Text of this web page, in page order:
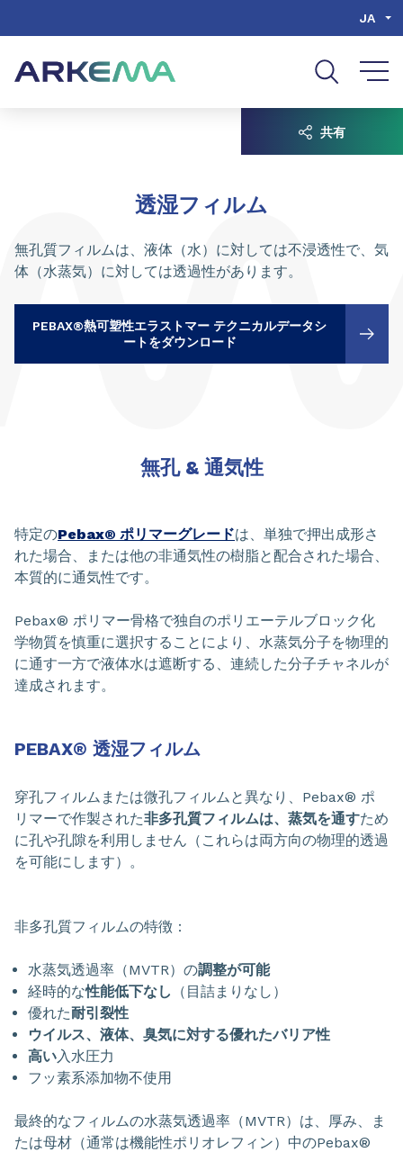
JA
透湿フィルム
無孔質フィルムは、液体（水）に対しては不浸透性で、気
体（水蒸気）に対しては透過性があります。
PEBAX®熱可塑性エラストマー テクニカルデータシ
ートをダウンロード
共有
無孔 & 通気性
特定のPebax® ポリマーグレードは、単独で押出成形さ
れた場合、または他の非通気性の樹脂と配合された場合、
本質的に通気性です。
Pebax® ポリマー骨格で独自のポリエーテルブロック化
学物質を慎重に選択することにより、水蒸気分子を物理的
に通す一方で液体水は遮断する、連続した分子チャネルが
達成されます。
PEBAX® 透湿フィルム
穿孔フィルムまたは微孔フィルムと異なり、Pebax® ポ
リマーで作製された非多孔質フィルムは、蒸気を通すため
に孔や孔隙を利用しません（これらは両方向の物理的透過
を可能にします）。
非多孔質フィルムの特徴：
水蒸気透過率（MVTR）の調整が可能
経時的な性能低下なし
（目詰まりなし）
優れた耐引裂性
ウイルス、液体、臭気に対する優れたバリア性
高い入水圧力
フッ素系添加物不使用
最終的なフィルムの水蒸気透過率（MVTR）は、厚み、ま
たは母材（通常は機能性ポリオレフィン）中のPebax®